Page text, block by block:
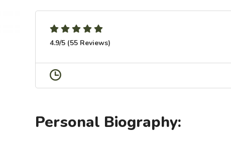
4.9/5 (55 Reviews)
Personal Biography: